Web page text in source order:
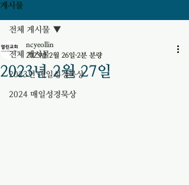
게시물
전체 게시물
2023년 매일성경묵상
2024 매일성경묵상
전체 게시물
2023년 2월 27일
ncyeollin
2023년 2월 26일 2분 분량